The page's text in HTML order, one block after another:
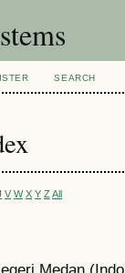
SEARCH
V W X Y Z All